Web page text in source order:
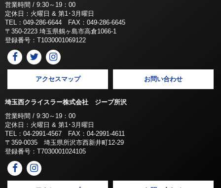
営業時間 / 9:30～19：00
定休日：火曜日 & 第1･3月曜日
TEL：049-286-6644 FAX：049-286-6645
〒350-2223 埼玉県鶴ヶ島市高倉1066-1
登録番号：T1030001069122
アクセスマップ お問い合わせ
埼玉西クライスラー株式会社 ジープ所沢
営業時間 / 9:30～19：00
定休日：火曜日 & 第1･3月曜日
TEL：04-2991-4567 FAX：04-2991-4611
〒359-0035 埼玉県所沢市西新井町12-29
登録番号：T7030001024105